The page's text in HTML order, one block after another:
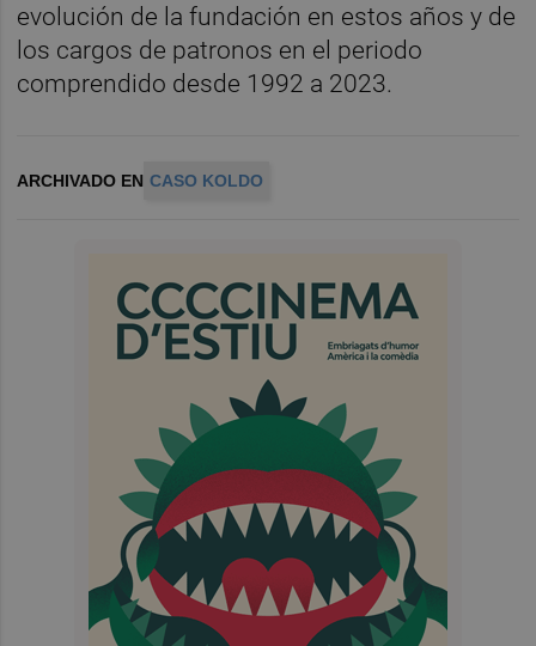
evolución de la fundación en estos años y de
los cargos de patronos en el periodo
comprendido desde 1992 a 2023.
ARCHIVADO EN CASO KOLDO